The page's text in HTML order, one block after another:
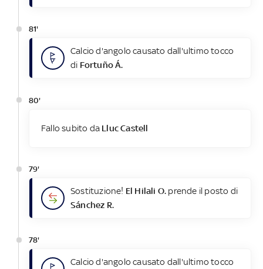
81'
Calcio d'angolo causato dall'ultimo tocco
di Fortuño Á.
80'
Fallo subito da Lluc Castell
79'
Sostituzione! El Hilali O. prende il posto di
Sánchez R.
78'
Calcio d'angolo causato dall'ultimo tocco